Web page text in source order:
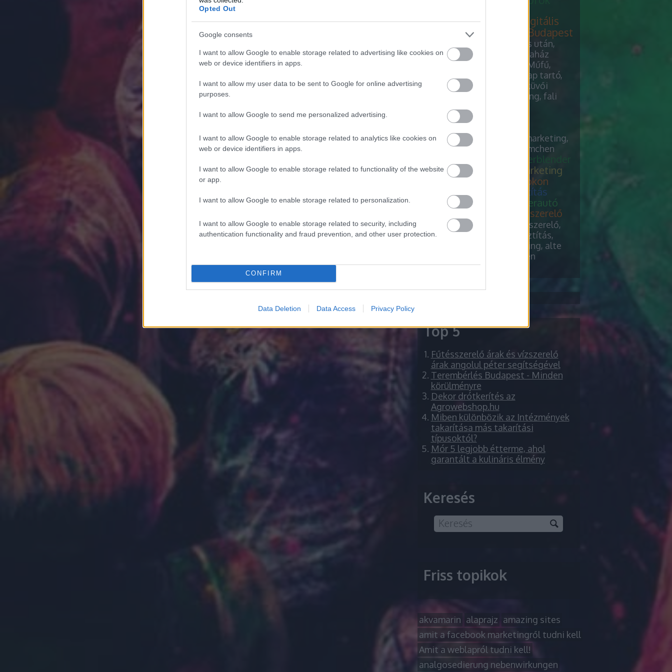
Opted Out
Google consents
I want to allow Google to enable storage related to advertising like cookies on
web or device identifiers in apps.
I want to allow my user data to be sent to Google for online advertising
purposes.
I want to allow Google to send me personalized advertising.
I want to allow Google to enable storage related to analytics like cookies on
web or device identifiers in apps.
I want to allow Google to enable storage related to functionality of the website
or app.
I want to allow Google to enable storage related to personalization.
I want to allow Google to enable storage related to security, including
authentication functionality and fraud prevention, and other user protection.
CONFIRM
Data Deletion Data Access Privacy Policy
partyparadicsom.hu
digitális
marketing ügynökség Budapest
Szakítás után,
közvéleménykutatás, irodaház
takarítás, Hollandpázsit, Műfű,
kreatív webáruház, szórólap tartó,
magasnyomású mosó, esküvői
dekoráció, digital marketing, fali
SEO vagy Google ADS
szőnyegtisztítás, keresőmarketing,
chiptuning, verblender riemchen
chiptuning, verblender
down pillows
keresőmarketing
szőnyegtisztítás felsőfokon
szőnyegtisztítás
szőnyegtisztítás és teherautó
chiptuning, fűtésszerelő
verblender riemchen
vízszerelő,
down pillows, szőnyegtisztítás,
keresőmarketing, chiptuning, alte
ziegel, verblender riemchen
Top 5
Fűtésszerelő árak és vízszerelő
árak angolul péter segítségével
Terembérlés Budapest - Minden
körülményre
Dekor drótkerítés az
Agrowebshop.hu
Miben különbözik az Intézmények
takarítása más takarítási
típusoktól?
Mór 5 legjobb étterme, ahol
garantált a kulináris élmény
Keresés
Friss topikok
akvamarin alaprajz amazing sites
amit a facebook marketingről tudni kell
Amit a weblapról tudni kell!
analgosedierung nebenwirkungen